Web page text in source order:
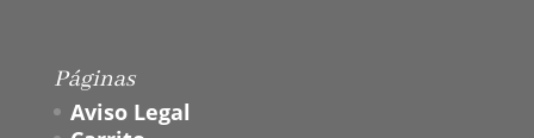
Páginas
Aviso Legal